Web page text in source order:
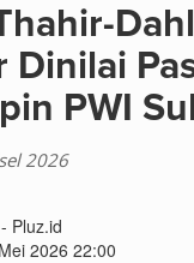
Dinilai
PWI
2026
- Pluz.id
2026 22:00